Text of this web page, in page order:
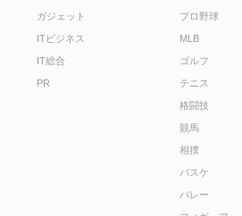
ガジェット
ITビジネス
IT総合
PR
プロ野球
MLB
ゴルフ
テニス
格闘技
競馬
相撲
バスケ
バレー